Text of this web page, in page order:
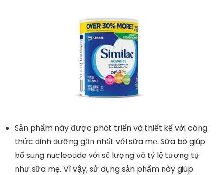
Sản phẩm này được phát triển và thiết kế với công
thức dinh dưỡng gần nhất với sữa mẹ. Sữa bò giúp
bổ sung nucleotide với số lượng và tỷ lệ tương tự
như sữa mẹ. Vì vậy, sử dụng sản phẩm này giúp